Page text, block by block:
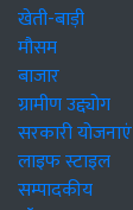
खेती-बाड़ी
मौसम
बाजार
ग्रामीण उद्द्योग
सरकारी योजनाएं
लाइफ स्टाइल
सम्पादकीय